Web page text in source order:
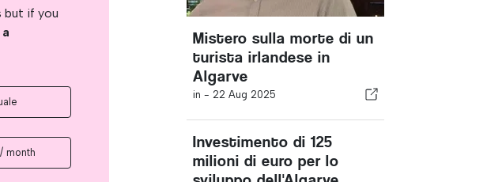
but if you
month
Mistero sulla morte di un
turista irlandese in
Algarve
in - 22 Aug 2025
Investimento di 125
milioni di euro per lo